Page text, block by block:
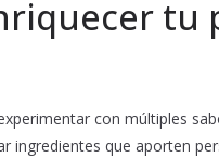
tu
con múltiples
ingredientes que aporten